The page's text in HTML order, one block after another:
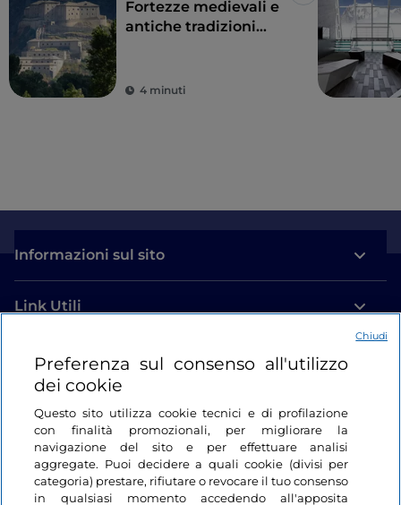
Fortezze medievali e
antiche tradizioni
d’Aosta
4 minuti
Informazioni sul sito
Link Utili
Login
Restiamo in contatto
Preferenza sul consenso all'utilizzo
dei cookie
Questo sito utilizza cookie tecnici e di profilazione
con finalità promozionali, per migliorare la
navigazione del sito e per effettuare analisi
aggregate. Puoi decidere a quali cookie (divisi per
categoria) prestare, rifiutare o revocare il tuo consenso
in qualsiasi momento accedendo all'apposita
Chiudi